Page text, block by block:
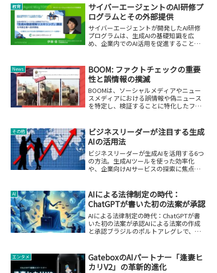
教育
サイバーエージェントのAI研修プ
ログラムとその外部提供
サイバーエージェントが開発したAI研修
プログラムは、生成AIの基礎知識を広
め、企業内でのAI活用を促進することを
News
BOOM: ファクトチェックの重要
性と誤情報の撲滅
BOOMは、ソーシャルメディアやニュー
スメディアにおける誤情報や偽ニュース
を特定し、検証することに特化したファ
その他
ビジネスリーダーが注目する生成
AIの活用法
ビジネスリーダーが生成AIを活用する6つ
の方法。生成AIツールを使った効率化
や、企業向けAIサービスの探索に焦点を
AI
AIによる法律制定の時代：
ChatGPTが書いた初の法案が承認
AIによる法律制定の時代：ChatGPTが書
いた初の法案が承認AIによる法案の作成
と承認ブラジルのポルトアレグレで、
数分でこの法案を準備し、市議会の全36
人の議...
エンタメ
GateboxのAIパートナー「逢妻ヒ
カリV2」の革新的進化